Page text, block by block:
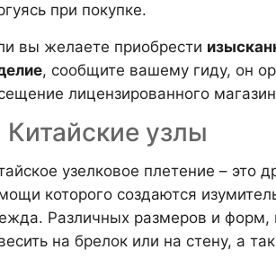
при покупке.
вы желаете приобрести
, сообщите вашему гиду, он
лицензированного
Китайские узлы
узелковое плетение – это
которого создаются
Различных размеров и форм,
на брелок или на стену, а